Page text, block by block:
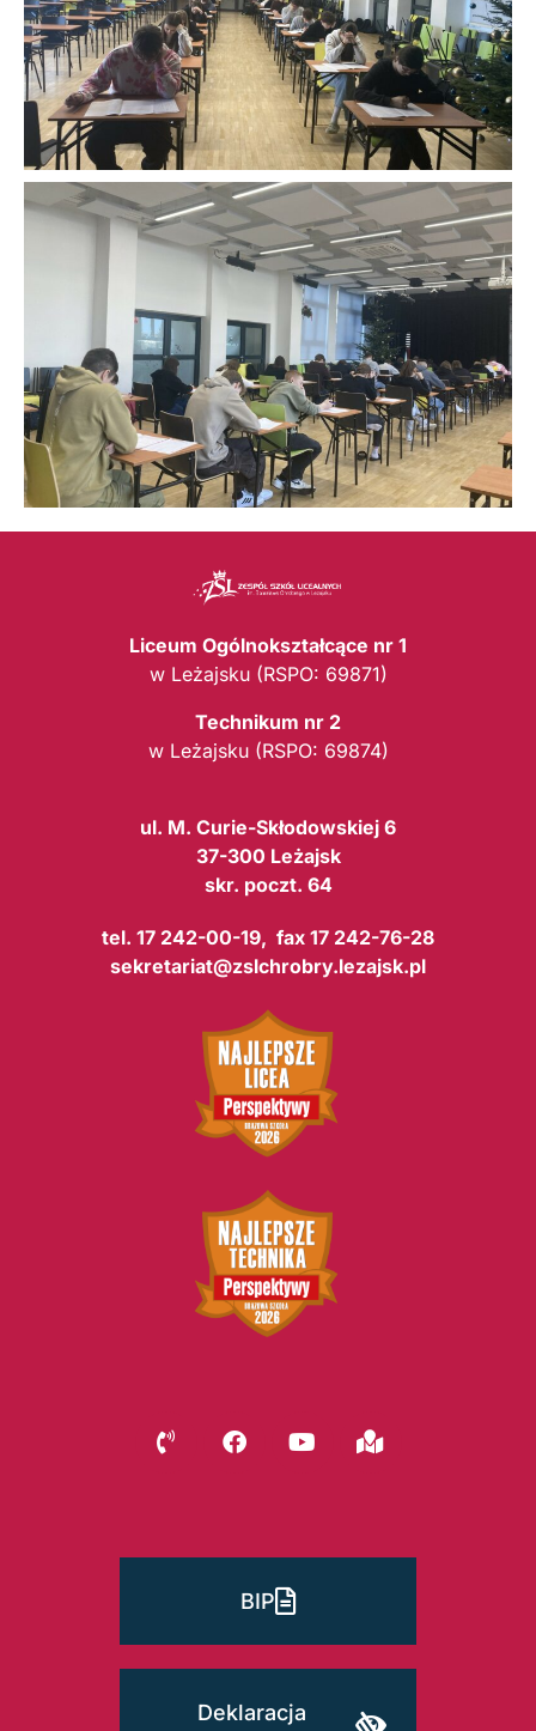
Liceum Ogólnokształcące nr 1
w Leżajsku (RSPO: 69871)
Technikum nr 2
w Leżajsku (RSPO: 69874)
ul. M. Curie-Skłodowskiej 6
37-300 Leżajsk
skr. poczt. 64
tel. 17 242-00-19, fax 17 242-76-28
sekretariat@zslchrobry.lezajsk.pl
BIP
Deklaracja